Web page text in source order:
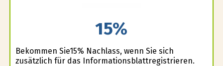
15%
Bekommen Sie15% Nachlass, wenn Sie sich
zusätzlich für das Informationsblattregistrieren.